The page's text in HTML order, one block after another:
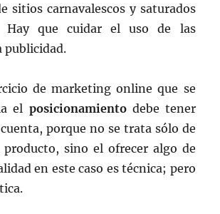
sitios carnavalescos y saturados
Hay que cuidar el uso de las
publicidad.
de marketing online que se
el posicionamientodebe tener
porque no se trata sólo de
sino el ofrecer algo de
en este caso es técnica; pero